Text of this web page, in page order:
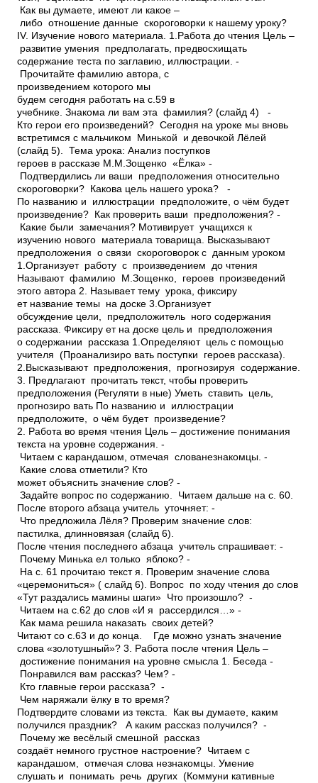
Как вы думаете, имеют ли какое –
либо отношение данные скороговорки к нашему уроку?
IV. Изучение нового материала. 1.Работа до чтения Цель –
развитие умения предполагать, предвосхищать
содержание теста по заглавию, иллюстрации. ­
Прочитайте фамилию автора, с
произведением которого мы
будем сегодня работать на с.59 в
учебнике. Знакома ли вам эта фамилия? (слайд 4) ­
Кто герои его произведений? ­ Сегодня на уроке мы вновь
встретимся с мальчиком Минькой и девочкой Лёлей
(слайд 5). Тема урока: Анализ поступков
героев в рассказе М.М.Зощенко «Ёлка» ­
Подтвердились ли ваши предположения относительно
скороговорки? ­ Какова цель нашего урока? ­
По названию и иллюстрации предположите, о чём будет
произведение? ­ Как проверить ваши предположения? ­
Какие были замечания? Мотивирует учащихся к
изучению нового материала товарища. Высказывают
предположения о связи скороговорок с данным уроком
1.Организует работу с произведением до чтения
Называют фамилию М.Зощенко, героев произведений
этого автора 2. Называет тему урока, фиксиру
ет название темы на доске 3.Организует
обсуждение цели, предположитель ного содержания
рассказа. Фиксиру ет на доске цель и предположения
о содержании рассказа 1.Определяют цель с помощью
учителя (Проанализиро вать поступки героев рассказа).
2.Высказывают предположения, прогнозируя содержание.
3. Предлагают прочитать текст, чтобы проверить
предположения (Регуляти в ные) Уметь ставить цель,
прогнозиро вать ­По названию и иллюстрации
предположите, о чём будет произведение?
2. Работа во время чтения Цель – достижение понимания
текста на уровне содержания. ­
Читаем с карандашом, отмечая слова­незнакомцы. ­
Какие слова отметили? Кто
может объяснить значение слов? ­
Задайте вопрос по содержанию. ­ Читаем дальше на с. 60.
После второго абзаца учитель уточняет: ­
Что предложила Лёля? Проверим значение слов:
пастилка, длинновязая (слайд 6).
После чтения последнего абзаца учитель спрашивает: ­
Почему Минька ел только яблоко? ­
На с. 61 прочитаю текст я. Проверим значение слова
«церемониться» ( слайд 6). Вопрос по ходу чтения до слов
«Тут раздались мамины шаги» ­ Что произошло? ­
Читаем на с.62 до слов «И я рассердился…» ­
Как мама решила наказать своих детей?
Читают со с.63 и до конца. ­ Где можно узнать значение
слова «золотушный»? 3. Работа после чтения Цель –
достижение понимания на уровне смысла 1. Беседа ­
Понравился вам рассказ? Чем? ­
Кто главные герои рассказа? ­
Чем наряжали ёлку в то время?
Подтвердите словами из текста. ­ Как вы думаете, каким
получился праздник? ­ А каким рассказ получился? ­
Почему же весёлый смешной рассказ
создаёт немного грустное настроение? ­ Читаем с
карандашом, отмечая слова­ незнакомцы. Умение
слушать и понимать речь других (Коммуни кативные